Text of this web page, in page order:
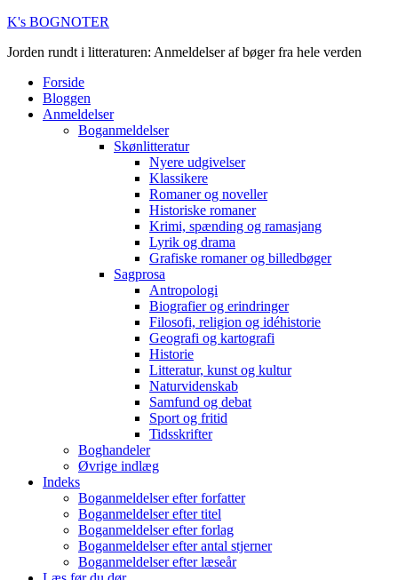
K's BOGNOTER
Jorden rundt i litteraturen: Anmeldelser af bøger fra hele verden
Forside
Bloggen
Anmeldelser
Boganmeldelser
Skønlitteratur
Nyere udgivelser
Klassikere
Romaner og noveller
Historiske romaner
Krimi, spænding og ramasjang
Lyrik og drama
Grafiske romaner og billedbøger
Sagprosa
Antropologi
Biografier og erindringer
Filosofi, religion og idéhistorie
Geografi og kartografi
Historie
Litteratur, kunst og kultur
Naturvidenskab
Samfund og debat
Sport og fritid
Tidsskrifter
Boghandeler
Øvrige indlæg
Indeks
Boganmeldelser efter forfatter
Boganmeldelser efter titel
Boganmeldelser efter forlag
Boganmeldelser efter antal stjerner
Boganmeldelser efter læseår